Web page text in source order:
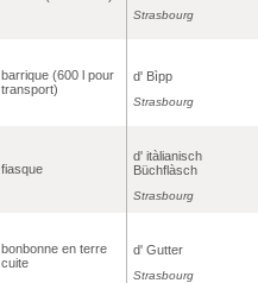
Strasbourg
barrique (600 l pour
transport)
d' Bìpp
Strasbourg
fiasque
d' itàlianisch
Büchflàsch
Strasbourg
bonbonne en terre
cuite
d' Gutter
Strasbourg